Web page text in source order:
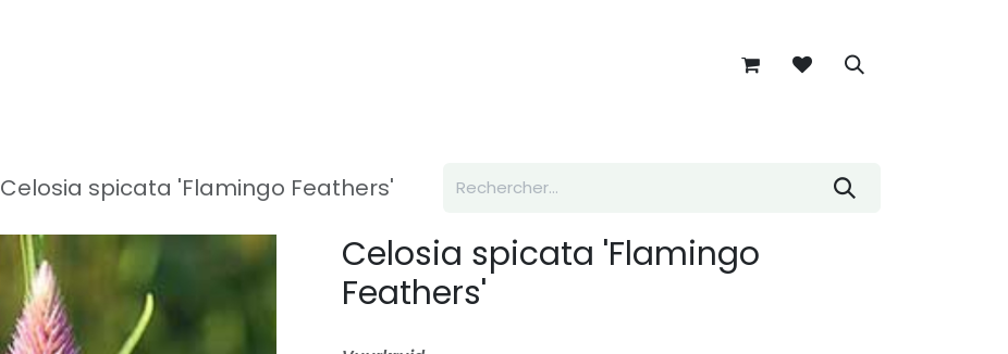
Celosia spicata 'Flamingo Feathers'
Celosia spicata 'Flamingo
Feathers'